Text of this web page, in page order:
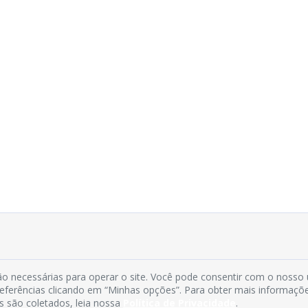
necessárias para operar o site. Você pode consentir com o nosso
clicando em “Minhas opções”. Para obter mais
são coletados, leia nossa
.